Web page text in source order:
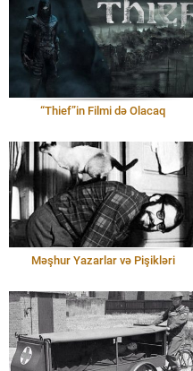
“Thief”in Filmi də Olacaq
Məşhur Yazarlar və Pişikləri